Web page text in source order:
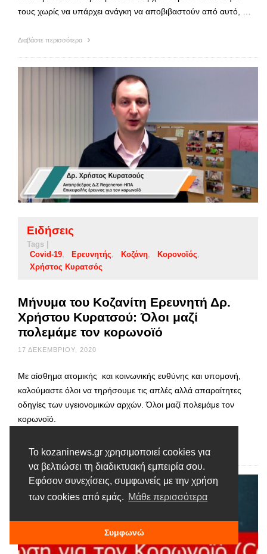
Το kozaninews.gr χρησιμοποιεί cookies για
να βελτιώσει τη διαδικτυακή εμπειρία σου.
Εφόσον συνεχίσεις, συμφωνείς με την χρήση
των cookies από εμάς. Μάθε περισσότερα
Συμφωνώ
τους χωρίς να υπάρχει ανάγκη να αποβιβαστούν από αυτό, …
Διαβάστε περισσότερα
Ειδήσεις
Tags |
Covid-19
Ερευνητής Κοζάνη
Κορονοϊός
Χρήστος Κυρατσός
Μήνυμα του Κοζανίτη Ερευνητή Δρ.
Χρήστου Κυρατσού: Όλοι μαζί
πολεμάμε τον κορωνοϊό
17 ΔΕΚΕΜΒΡΊΟΥ, 2020
Με αίσθημα ατομικής και κοινωνικής ευθύνης και υπομονή,
καλούμαστε όλοι να τηρήσουμε τις απλές αλλά απαραίτητες
οδηγίες των υγειονομικών αρχών. Όλοι μαζί πολεμάμε τον
κορωνοϊό.
Διαβάστε περισσότερα